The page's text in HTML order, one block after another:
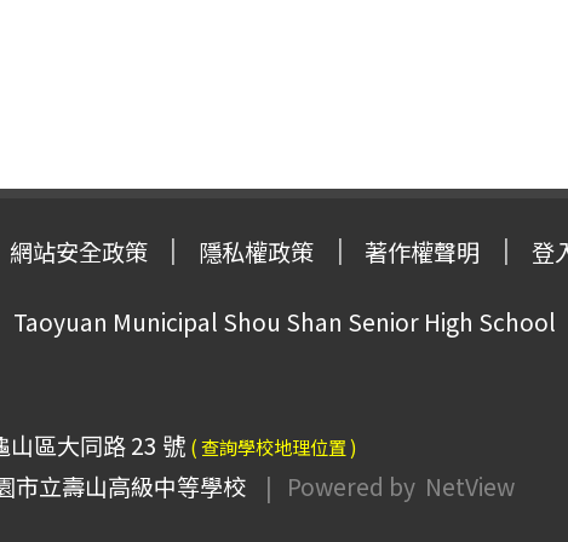
網站安全政策 隱私權政策 著作權聲明 登
Taoyuan Municipal Shou Shan Senior High School
山區大同路 23 號 ( 查詢學校地理位置 )
市立壽山高級中等學校 | Powered by NetView